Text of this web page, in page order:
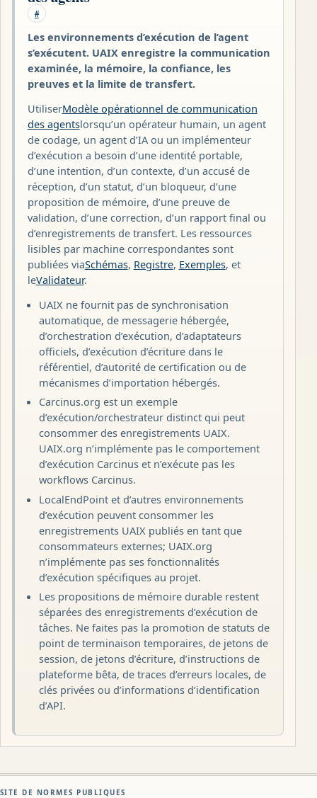
#
Les environnements d’exécution de l’agent
s’exécutent. UAIX enregistre la communication
examinée, la mémoire, la confiance, les
preuves et la limite de transfert.
UtiliserModèle opérationnel de communication
des agentslorsqu’un opérateur humain, un agent
de codage, un agent d’IA ou un implémenteur
d’exécution a besoin d’une identité portable,
d’une intention, d’un contexte, d’un accusé de
réception, d’un statut, d’un bloqueur, d’une
proposition de mémoire, d’une preuve de
validation, d’une correction, d’un rapport final ou
d’enregistrements de transfert. Les ressources
lisibles par machine correspondantes sont
publiées viaSchémas, Registre, Exemples, et
leValidateur.
UAIX ne fournit pas de synchronisation
automatique, de messagerie hébergée,
d’orchestration d’exécution, d’adaptateurs
officiels, d’exécution d’écriture dans le
référentiel, d’autorité de certification ou de
mécanismes d’importation hébergés.
Carcinus.org est un exemple
d’exécution/orchestrateur distinct qui peut
consommer des enregistrements UAIX.
UAIX.org n’implémente pas le comportement
d’exécution Carcinus et n’exécute pas les
workflows Carcinus.
LocalEndPoint et d’autres environnements
d’exécution peuvent consommer les
enregistrements UAIX publiés en tant que
consommateurs externes; UAIX.org
n’implémente pas ses fonctionnalités
d’exécution spécifiques au projet.
Les propositions de mémoire durable restent
séparées des enregistrements d’exécution de
tâches. Ne faites pas la promotion de statuts de
point de terminaison temporaires, de jetons de
session, de jetons d’écriture, d’instructions de
plateforme bêta, de traces d’erreurs locales, de
clés privées ou d’informations d’identification
d’API.
SITE DE NORMES PUBLIQUES